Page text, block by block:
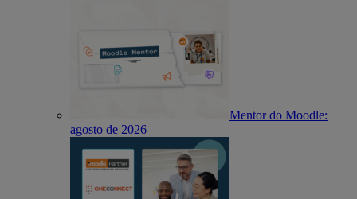
Mentor do Moodle:
agosto de 2026